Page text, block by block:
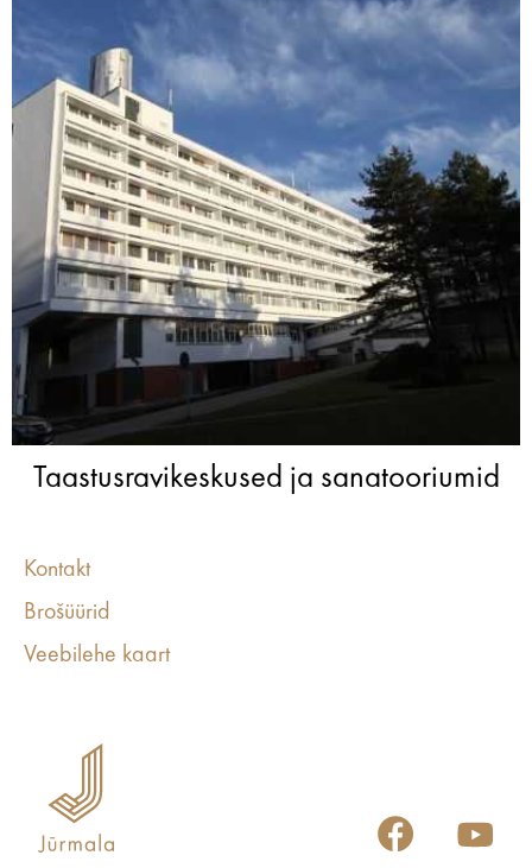
Taastusravikeskused ja sanatooriumid
Kontakt
Brošüürid
Veebilehe kaart